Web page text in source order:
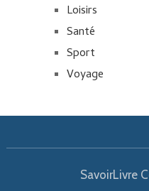
Loisirs
Santé
Sport
Voyage
SavoirLivre